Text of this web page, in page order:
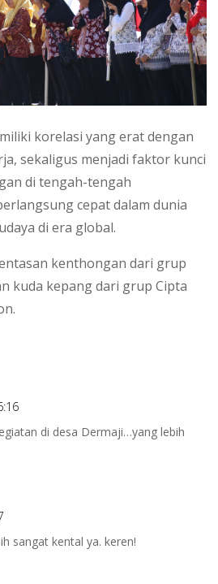
korelasi yang erat dengan
sekaligus menjadi faktor kunci
di tengah-tengah
cepat dalam dunia
di era global.
kenthongan dari grup
kuda kepang dari grup Cipta
di desa Dermaji…yang lebih
sangat kental ya. keren!